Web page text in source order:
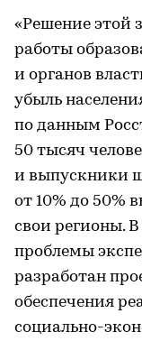
«Решение этой
работы
и органов
убыль
по данным
50 тысяч
и выпускники
от 10% до 50%
свои регионы.
проблемы
разработан
обеспечения
социально-